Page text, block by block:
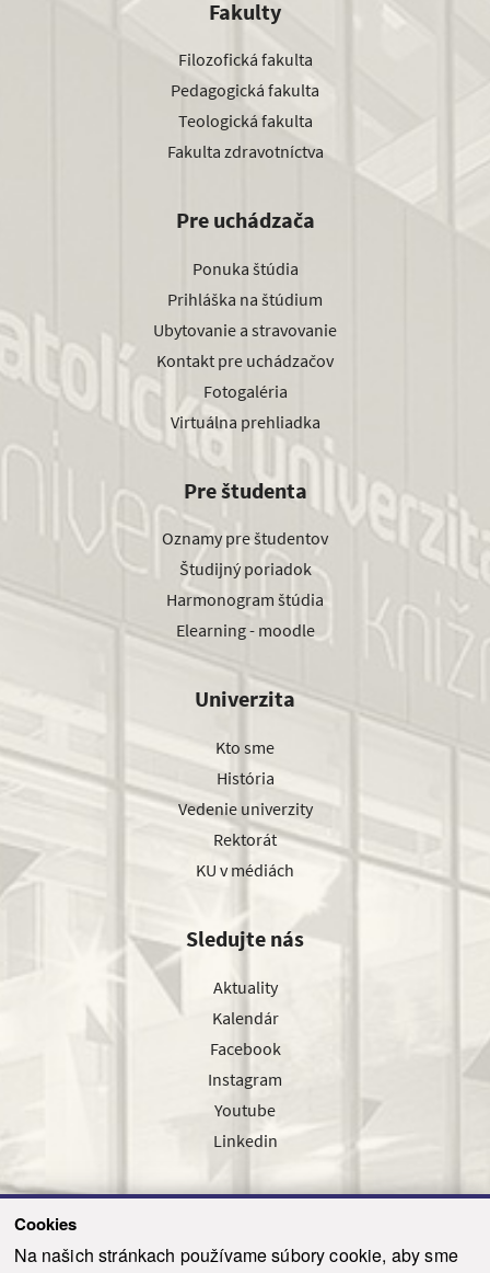
Cookies
Na našich stránkach používame súbory cookie, aby sme
Fakulty
Filozofická fakulta
Pedagogická fakulta
Teologická fakulta
Fakulta zdravotníctva
Pre uchádzača
Ponuka štúdia
Prihláška na štúdium
Ubytovanie a stravovanie
Kontakt pre uchádzačov
Fotogaléria
Virtuálna prehliadka
Pre študenta
Oznamy pre študentov
Študijný poriadok
Harmonogram štúdia
Elearning - moodle
Univerzita
Kto sme
História
Vedenie univerzity
Rektorát
KU v médiách
Sledujte nás
Aktuality
Kalendár
Facebook
Instagram
Youtube
Linkedin